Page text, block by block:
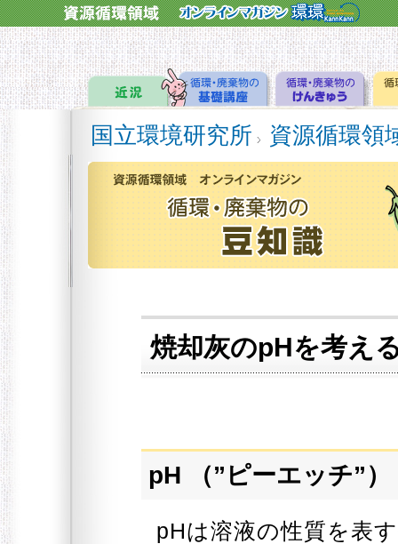
国立環境研究所 資源循環領
焼却灰のpHを考え
pH （”ピーエッチ”
pHは溶液の性質を表